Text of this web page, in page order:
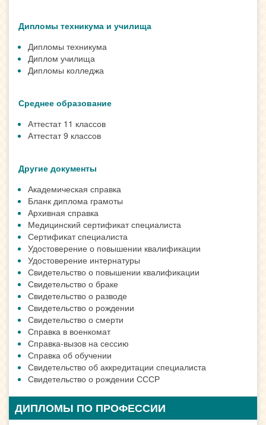
Дипломы техникума и училища
Дипломы техникума
Диплом училища
Дипломы колледжа
Среднее образование
Аттестат 11 классов
Аттестат 9 классов
Другие документы
Академическая справка
Бланк диплома грамоты
Архивная справка
Медицинский сертификат специалиста
Сертификат специалиста
Удостоверение о повышении квалификации
Удостоверение интернатуры
Свидетельство о повышении квалификации
Свидетельство о браке
Свидетельство о разводе
Свидетельство о рождении
Свидетельство о смерти
Справка в военкомат
Справка-вызов на сессию
Справка об обучении
Свидетельство об аккредитации специалиста
Свидетельство о рождении СССР
ДИПЛОМЫ ПО ПРОФЕССИИ